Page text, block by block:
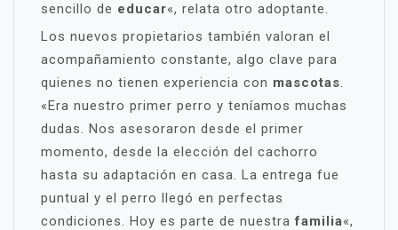
sencillo de educar«, relata otro adoptante.
Los nuevos propietarios también valoran el
acompañamiento constante, algo clave para
quienes no tienen experiencia con mascotas.
«Era nuestro primer perro y teníamos muchas
dudas. Nos asesoraron desde el primer
momento, desde la elección del cachorro
hasta su adaptación en casa. La entrega fue
puntual y el perro llegó en perfectas
condiciones. Hoy es parte de nuestrafamilia«,